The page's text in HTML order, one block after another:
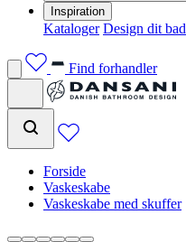
Inspiration
Kataloger Design dit bad
Find forhandler
Forside
Vaskeskabe
Vaskeskabe med skuffer